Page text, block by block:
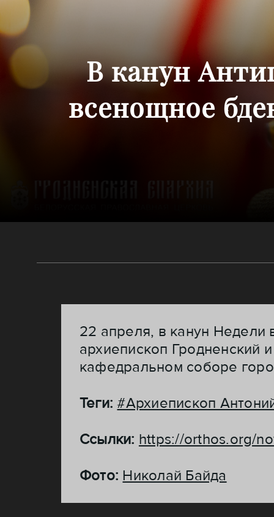
В канун
всенощное
22 апреля, в канун Недели
архиепископ
кафедральном соборе
Теги:#Архиепископ
Ссылки: https://orthos.org/
Фото: Николай Байда